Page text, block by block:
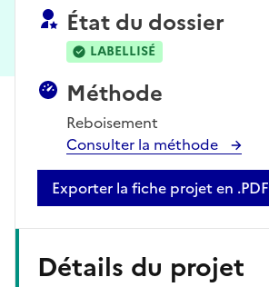
État du dossier
LABELLISÉ
Méthode
Reboisement
Consulter la méthode
Exporter la fiche projet en .PDF
Détails du projet